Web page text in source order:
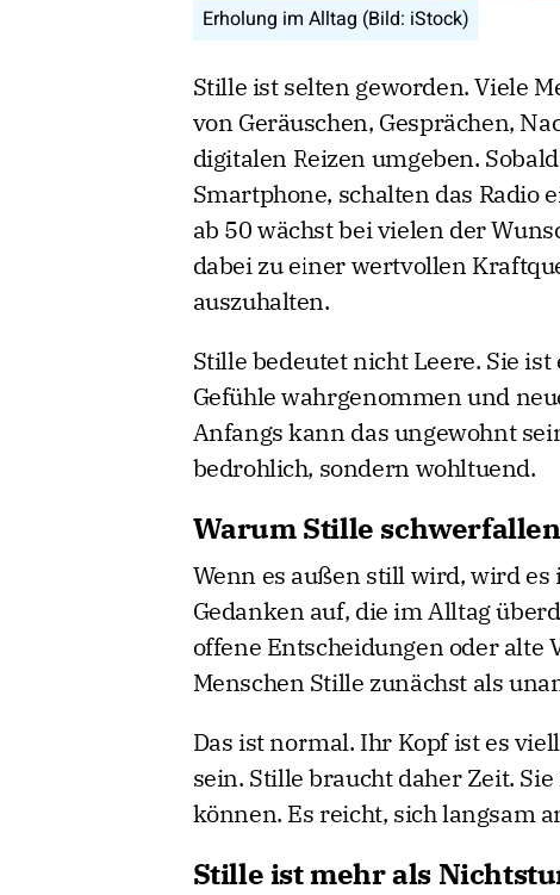
Erholung im Alltag (Bild: iStock)
Stille ist selten geworden. Viele
von Geräuschen, Gesprächen,
digitalen Reizen umgeben.
Smartphone, schalten das Radio
ab 50 wächst bei vielen der
dabei zu einer wertvollen
auszuhalten.
Stille bedeutet nicht Leere. Sie
Gefühle wahrgenommen und
Anfangs kann das ungewohnt
bedrohlich, sondern wohltuend.
Warum Stille
Wenn es außen still wird, wird
Gedanken auf, die im Alltag
offene Entscheidungen oder alte
Menschen Stille zunächst als
Das ist normal. Ihr Kopf ist es
sein. Stille braucht daher Zeit.
können. Es reicht, sich langsam
Stille ist mehr als